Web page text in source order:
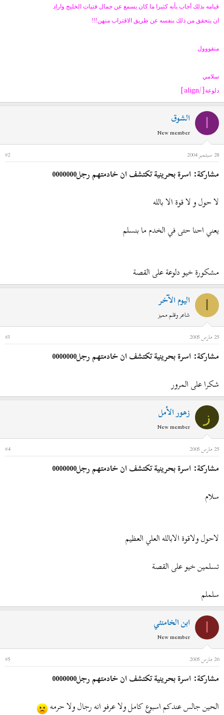
قيامه بذلك أجاب بأنه كثيرا ما كان يسمع عن جمال فتيات الخليج واراد
ان يتحقق من ذلك بنفسه عن طريق الاقتراب منهن!!!
منقووول
سلامي
دلوعة[/align]
الشوق
New member
28 سبتمبر 2004
#2
مشاركة: اسرة بحرينية تكتشف ان خادمتهم رجل0000000
لا حول و لا قوة الا بالله
يعني احنا حتى في الخدم ما بنسلم
مشكورة خيو دلوعة على القصة
اليوم الآخر
شاعر وقلم مميز
25 مارس 2005
#3
مشاركة: اسرة بحرينية تكتشف ان خادمتهم رجل0000000
شكرا على المرور
ز زهور الأمل
New member
25 مارس 2005
#4
مشاركة: اسرة بحرينية تكتشف ان خادمتهم رجل0000000
سلام
لاحول ولاقوة الابالله العلي العظيم
تسلمين خيو على القصة
سلملم
ابن الخامنئي
New member
26 مارس 2005
#5
مشاركة: اسرة بحرينية تكتشف ان خادمتهم رجل0000000
الحين جالس عندكم اسبوع كامل ولا عرفو انه رجال ولا حرمه